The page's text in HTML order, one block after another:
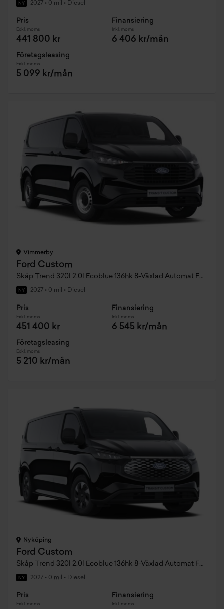
NY 2027 • 0 mil • Diesel
Pris
Exkl. moms
441 800 kr
Finansiering
Inkl. moms
6 406 kr/mån
Företagsleasing
Exkl. moms
5 099 kr/mån
Vimmerby
Ford Custom
Skåp Trend 320l 2.0l Ecoblue 136hk 8-Växlad Automat FWD Diesel
NY 2027 • 0 mil • Diesel
Pris
Exkl. moms
451 400 kr
Finansiering
Inkl. moms
6 545 kr/mån
Företagsleasing
Exkl. moms
5 210 kr/mån
Nyköping
Ford Custom
Skåp Trend 320l 2.0l Ecoblue 136hk 8-Växlad Automat FWD Diesel
NY 2027 • 0 mil • Diesel
Pris
Exkl. moms
Finansiering
Inkl. moms